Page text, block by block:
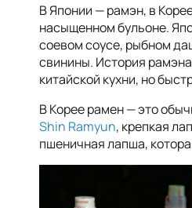
В Японии — рамэн, в
насыщенном бульоне.
соевом соусе, рыбном
свинины. История
китайской кухни, но
В Корее рамен — это
Shin Ramyun, крепкая
пшеничная лапша,